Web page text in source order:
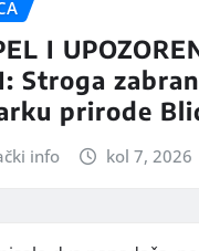
I
Stroga
prirode
info kol 7, 2026